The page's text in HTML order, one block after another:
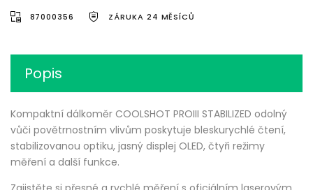
87000356 ZÁRUKA 24 MĚSÍCŮ
Popis
Kompaktní dálkoměr COOLSHOT PROIII STABILIZED odolný
vůči povětrnostním vlivům poskytuje bleskurychlé čtení,
stabilizovanou optiku, jasný displej OLED, čtyři režimy
měření a další funkce.